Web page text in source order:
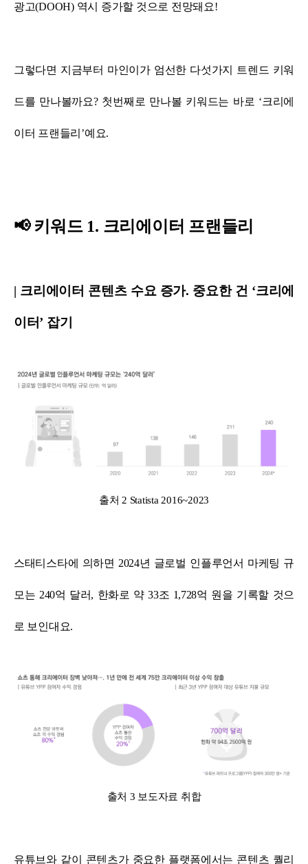
광고(DOOH) 역시 증가할 것으로 전망돼요!
그렇다면 지금부터 마인이가 엄선한 다섯가지 트렌드 키워
드를 만나볼까요? 첫번째로 만나볼 키워드는 바로 ‘크리에
이터 프랜들리’예요.
📢 키워드 1. 크리에이터 프랜들리
| 크리에이터 콘텐츠 수요 증가. 중요한 건 ‘크리에
이터’ 잡기
출처 2 Statista 2016~2023
스태티스타에 의하면 2024년 글로벌 인플루언서 마케팅 규
모는 240억 달러, 한화로 약 33조 1,728억 원을 기록할 것으
로 보인대요.
출처 3 보도자료 취합
유튜브와 같이 콘텐츠가 중요한 플랫폼에서는 콘텐츠 퀄리